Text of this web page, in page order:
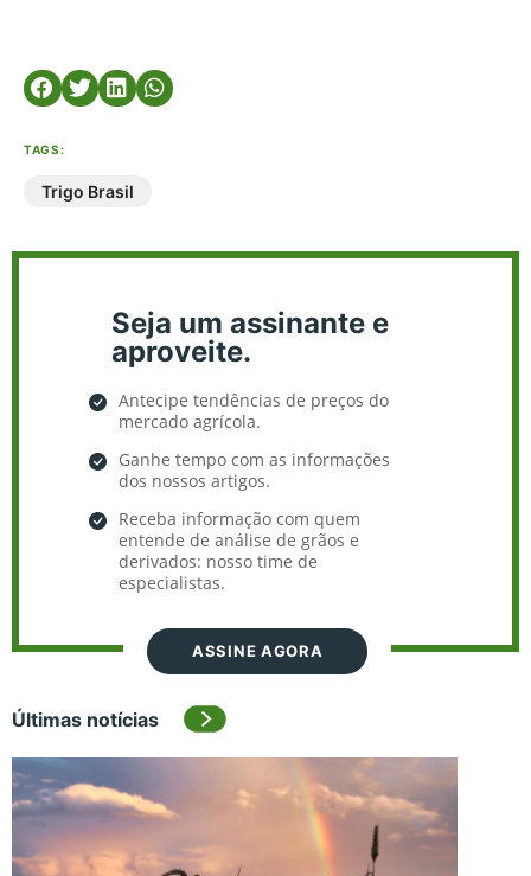
TAGS:
Trigo Brasil
Seja um assinante e
aproveite.
Antecipe tendências de preços do
mercado agrícola.
Ganhe tempo com as informações
dos nossos artigos.
Receba informação com quem
entende de análise de grãos e
derivados: nosso time de
especialistas.
ASSINE AGORA
Últimas notícias